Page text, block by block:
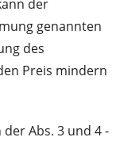
der
genannten
des
Preis mindern
Abs. 3 und 4 -